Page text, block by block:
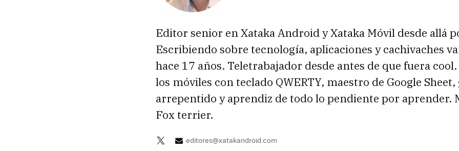
Editor senior en Xataka Android y Xataka Móvil desde allá
Escribiendo sobre tecnología, aplicaciones y cachivaches
hace 17 años. Teletrabajador desde antes de que fuera
los móviles con teclado QWERTY, maestro de Google
arrepentido y aprendiz de todo lo pendiente por aprender.
Fox terrier.
editores@xatakandroid.com